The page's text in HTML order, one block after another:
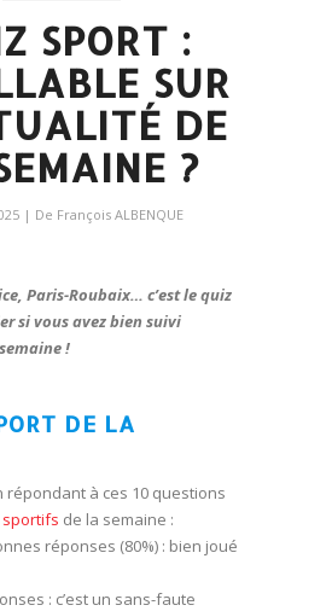
SPORT :
SUR
DE
?
| De François ALBENQUE
Paris-Roubaix… c’est le quiz
si vous avez bien suivi
!
DE LA
répondant à ces 10 questions
de la semaine :
réponses (80%) : bien joué
: c’est un sans-faute